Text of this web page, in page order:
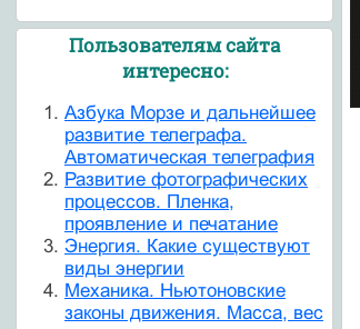
Пользователям сайта
интересно:
Азбука Морзе и дальнейшее
развитие телеграфа.
Автоматическая телеграфия
Развитие фотографических
процессов. Пленка,
проявление и печатание
Энергия. Какие существуют
виды энергии
Механика. Ньютоновские
законы движения. Масса, вес